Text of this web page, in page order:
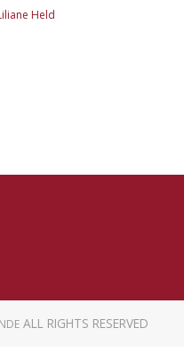
Held
ALL RIGHTS RESERVED